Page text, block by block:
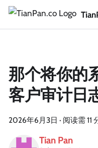
那个将你的
客户审计日
2026年6月3日 · 阅读需 11
Tian Pan